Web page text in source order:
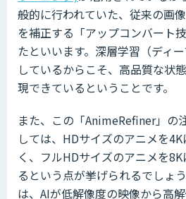
般的に行われていた、従来の画
を補正する「アップコンバート
たといいます。深層学習（ディ
しているからこそ、高品質な状
現できているということです。
また、この「AnimeRefiner」の
しては、HDサイズのアニメを
く、フルHDサイズのアニメを
るという点が挙げられるでしょ
は、AIが低解像度の映像から高